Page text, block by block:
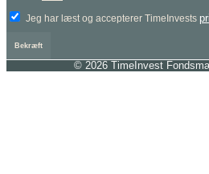
Jeg har læst og accepterer TimeInvests
Bekræft
© 2026 TimeInvest